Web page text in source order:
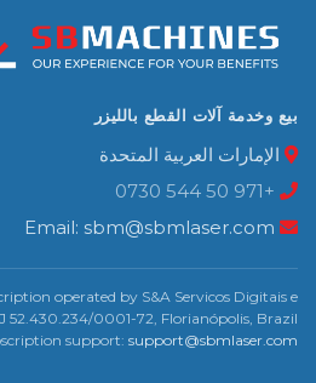
بيع وخدمة آلات القطع بالليزر
الإمارات العربية المتحدة
+971 50 544 0730
sbm@sbmlaser.com
operated by S&A Servicos Digitais e
52.430.234/0001-72, Florianópolis, Brazil.
support: support@sbmlaser.com